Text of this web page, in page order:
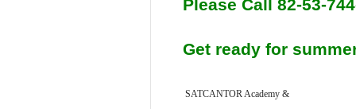
Please Call 82-53-
Get ready for
SATCANTOR Academy &